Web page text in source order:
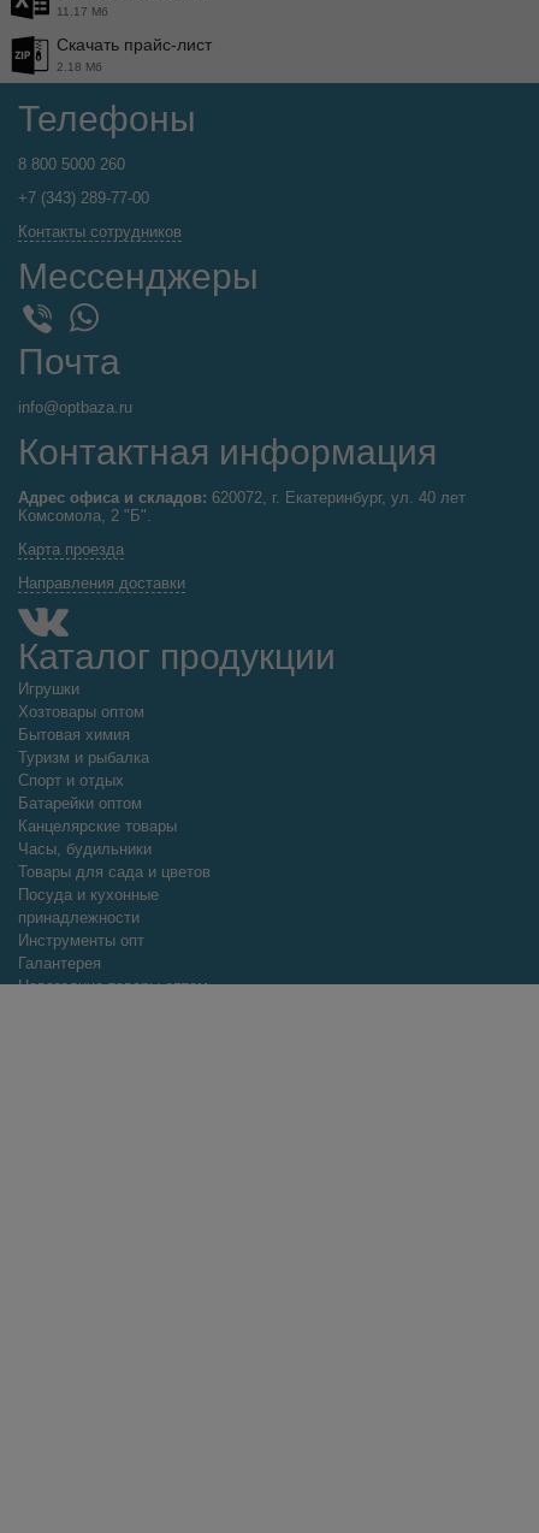
11.17 Мб
Скачать прайс-лист
2.18 Мб
Телефоны
8 800 5000 260
+7 (343) 289-77-00
Контакты сотрудников
Мессенджеры
WhatsApp
Почта
info@optbaza.ru
Контактная информация
Адрес офиса и складов: 620072, г. Екатеринбург, ул. 40 лет
Комсомола, 2 "Б".
Карта проезда
Направления доставки
Каталог продукции
Игрушки
Хозтовары оптом
Бытовая химия
Туризм и рыбалка
Спорт и отдых
Батарейки оптом
Канцелярские товары
Часы, будильники
Товары для сада и цветов
Посуда и кухонные
принадлежности
Инструменты опт
Галантерея
Новогодние товары оптом